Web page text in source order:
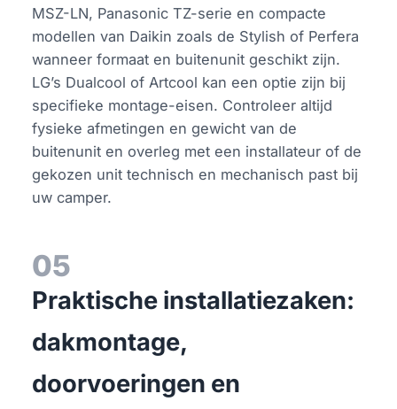
MSZ-LN, Panasonic TZ-serie en compacte
modellen van Daikin zoals de Stylish of Perfera
wanneer formaat en buitenunit geschikt zijn.
LG’s Dualcool of Artcool kan een optie zijn bij
specifieke montage-eisen. Controleer altijd
fysieke afmetingen en gewicht van de
buitenunit en overleg met een installateur of de
gekozen unit technisch en mechanisch past bij
uw camper.
05
Praktische installatiezaken:
dakmontage,
doorvoeringen en